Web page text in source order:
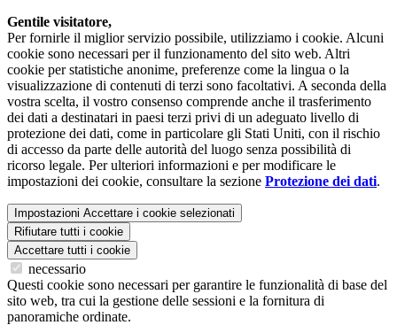
Gentile visitatore,
Per fornirle il miglior servizio possibile, utilizziamo i cookie. Alcuni
cookie sono necessari per il funzionamento del sito web. Altri
cookie per statistiche anonime, preferenze come la lingua o la
visualizzazione di contenuti di terzi sono facoltativi. A seconda della
vostra scelta, il vostro consenso comprende anche il trasferimento
dei dati a destinatari in paesi terzi privi di un adeguato livello di
protezione dei dati, come in particolare gli Stati Uniti, con il rischio
di accesso da parte delle autorità del luogo senza possibilità di
ricorso legale. Per ulteriori informazioni e per modificare le
impostazioni dei cookie, consultare la sezione Protezione dei dati.
Impostazioni Accettare i cookie selezionati
Rifiutare tutti i cookie
Accettare tutti i cookie
necessario
Questi cookie sono necessari per garantire le funzionalità di base del
sito web, tra cui la gestione delle sessioni e la fornitura di
panoramiche ordinate.